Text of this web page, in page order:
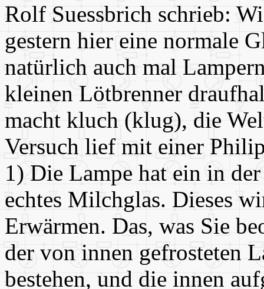
Rolf Suessbrich schrieb:
gestern hier eine normale
natürlich auch mal
kleinen Lötbrenner
macht kluch (klug), die
Versuch lief mit einer
1) Die Lampe hat ein in
echtes Milchglas. Dieses
Erwärmen. Das, was Sie
der von innen gefrosteten
bestehen, und die innen